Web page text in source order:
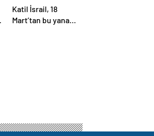
Katil İsrail, 18
Mart’tan bu yana